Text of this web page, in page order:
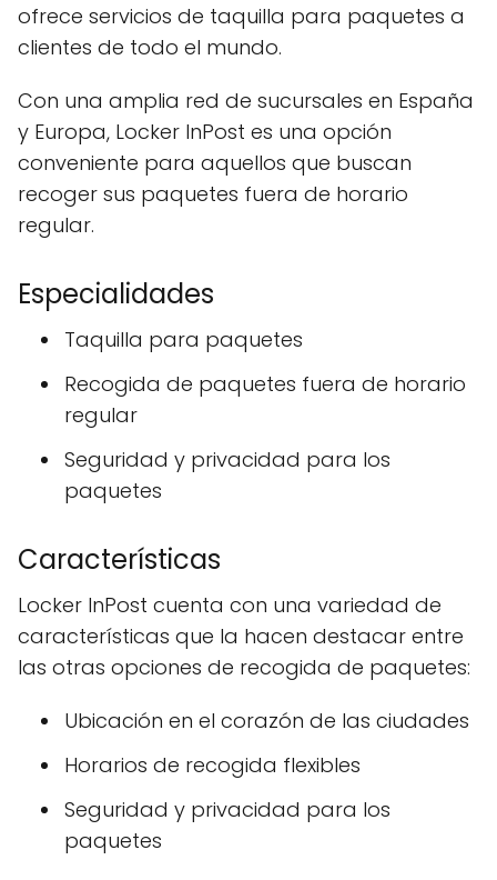
ofrece servicios de taquilla para paquetes a
clientes de todo el mundo.
Con una amplia red de sucursales en España
y Europa, Locker InPost es una opción
conveniente para aquellos que buscan
recoger sus paquetes fuera de horario
regular.
Especialidades
Taquilla para paquetes
Recogida de paquetes fuera de horario
regular
Seguridad y privacidad para los
paquetes
Características
Locker InPost cuenta con una variedad de
características que la hacen destacar entre
las otras opciones de recogida de paquetes:
Ubicación en el corazón de las ciudades
Horarios de recogida flexibles
Seguridad y privacidad para los
paquetes